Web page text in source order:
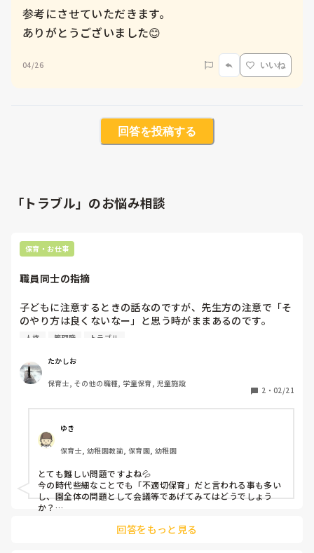
参考にさせていただきます。
ありがとうございました😊
04/26 いいね
回答を投稿する
「トラブル」のお悩み相談
保育・お仕事
職員同士の指摘
子どもに注意するときの話なのですが、先生方の注意で「そ
のやり方は良くないなー」と思う時がままあるのです。
それで一部の関係性のできた先生の時はこちらでフォローす
ことはあるのですが、そうでない先生方は不服に感じる様で
告げ口の様に上長に報告をしていたりします。
そういった先生方は自分のやり方に自信を持っているような
われます。なんなら子どもに対して逆ギレとかもあります。
その自信どっから来るの？という感じです。
個人的には子どもの為に働いているので放置はしたくないで
すが、上長などからは言い方に気をつけるように言われてい
て、こちらも怒って言うわけではないですが、どうも私から
言われることが気に食わないようです。
確かに私は他の先生に比べて子どもたちに多く注意はしてな
いですし仕事ができるタイプではないので、先生方からは下
他の先生方が注意しすぎだと私は思うのですが…。
人権 管理職 トラブル
たかしお
保育士, その他の職種, 学童保育, 児童施設
2 ・ 02/21
ゆき
保育士, 幼稚園教諭, 保育園, 幼稚園
とても難しい問題ですよね💦
今の時代些細なことでも「不適切保育」だと言われる事も多い
し、園全体の問題として会議等であげてみてはどうでしょう
か？
掛けや注意の仕方を園全体として再確認出来る機会があったら
回答をもっと見る